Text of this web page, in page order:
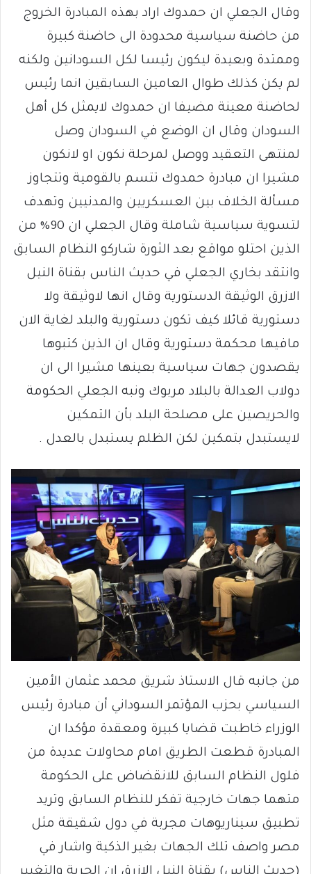
وقال الجعلي ان حمدوك اراد بهذه المبادرة الخروج
من حاضنة سياسية محدودة الى حاضنة كبيرة
وممتدة وبعيدة ليكون رئيسا لكل السودانين ولكنه
لم يكن كذلك طوال العامين السابقين انما رئيس
لحاضنة معينة مضيفا ان حمدوك لايمثل كل أهل
السودان وقال ان الوضع في السودان وصل
لمنتهى التعقيد ووصل لمرحلة نكون او لانكون
مشيرا ان مبادرة حمدوك تتسم بالقومية وتتجاوز
مسألة الخلاف بين العسكريين والمدنيين وتهدف
لتسوية سياسية شاملة وقال الجعلي ان 90% من
الذين احتلو مواقع بعد الثورة شاركو النظام السابق
وانتقد بخاري الجعلي في حديث الناس بقناة النيل
الازرق الوثيقة الدستورية وقال انها لاوثيقة ولا
دستورية قائلا كيف تكون دستورية والبلد لغاية الان
مافيها محكمة دستورية وقال ان الذين كتبوها
يقصدون جهات سياسية بعينها مشيرا الى ان
دولاب العدالة بالبلاد مربوك ونبه الجعلي الحكومة
والحريصين على مصلحة البلد بأن التمكين
لايستبدل بتمكين لكن الظلم يستبدل بالعدل .
من جانبه قال الاستاذ شريق محمد عثمان الأمين
السياسي بحزب المؤتمر السوداني أن مبادرة رئيس
الوزراء خاطبت قضايا كبيرة ومعقدة مؤكدا ان
المبادرة قطعت الطريق امام محاولات عديدة من
فلول النظام السابق للانقضاض على الحكومة
متهما جهات خارجية تفكر للنظام السابق وتريد
تطبيق سيناريوهات مجربة في دول شقيقة مثل
مصر واصف تلك الجهات بغير الذكية واشار في